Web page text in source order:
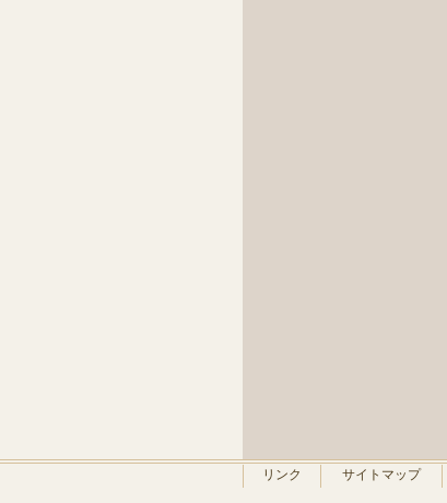
リンク サイトマップ